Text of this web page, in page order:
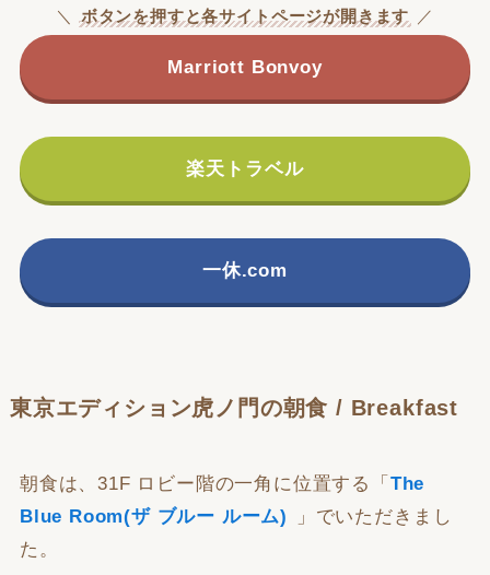
＼ ボタンを押すと各サイトページが開きます ／
Marriott Bonvoy
楽天トラベル
一休.com
東京エディション虎ノ門の朝食 / Breakfast
朝食は、31F ロビー階の一角に位置する「 The
Blue Room(ザ ブルー ルーム)
」でいただきまし
た。